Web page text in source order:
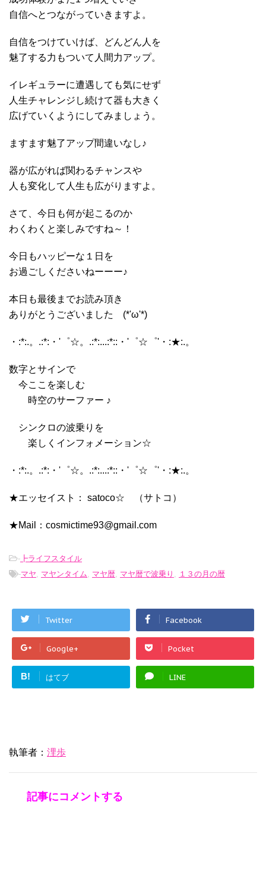
自信へとつながっていきますよ。
自信をつけていけば、どんどん人を
魅了する力もついて人間力アップ。
イレギュラーに遭遇しても気にせず
人生チャレンジし続けて器も大きく
広げていくようにしてみましょう。
ますます魅了アップ間違いなし♪
器が広がれば関わるチャンスや
人も変化して人生も広がりますよ。
さて、今日も何が起こるのか
わくわくと楽しみですね～！
今日もハッピーな１日を
お過ごしくださいねーーー♪
本日も最後までお読み頂き
ありがとうございました (*'ω'*)
・:*:.。.:*:・'゜☆。.:*:...:*::・'゜☆゜'・:★:.。
数字とサインで
今ここを楽しむ
時空のサーファー ♪
シンクロの波乗りを
楽しくインフォメーション☆
・:*:.。.:*:・'゜☆。.:*:...:*::・'゜☆゜'・:★:.。
★エッセイスト： satoco☆ （サトコ）
★Mail：cosmictime93@gmail.com
- ┣ライフスタイル
-マヤ, マヤンタイム, マヤ暦, マヤ暦で波乗り , １３の月の暦
Twitter Facebook
Google+ Pocket
B! はてブ LINE
執筆者： 浬歩
記事にコメントする